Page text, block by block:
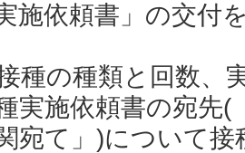
施依頼書」の交付
種の種類と回数、
実施依頼書の宛先(
宛て 」 )について接